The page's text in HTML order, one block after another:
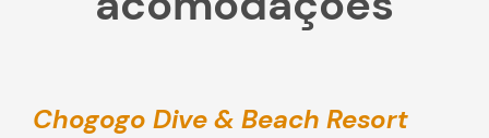
Chogogo Dive & Beach Resort